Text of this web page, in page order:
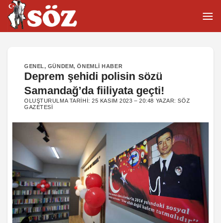
İçeriğe
atla
GENEL, GÜNDEM,ÖNEMLI HABER
Deprem şehidi polisin sözü
Samandağ’da fiiliyata geçti!
OLUŞTURULMA TARIHI:25 KASIM 2023 – 20:48 YAZAR:SÖZ
GAZETESI